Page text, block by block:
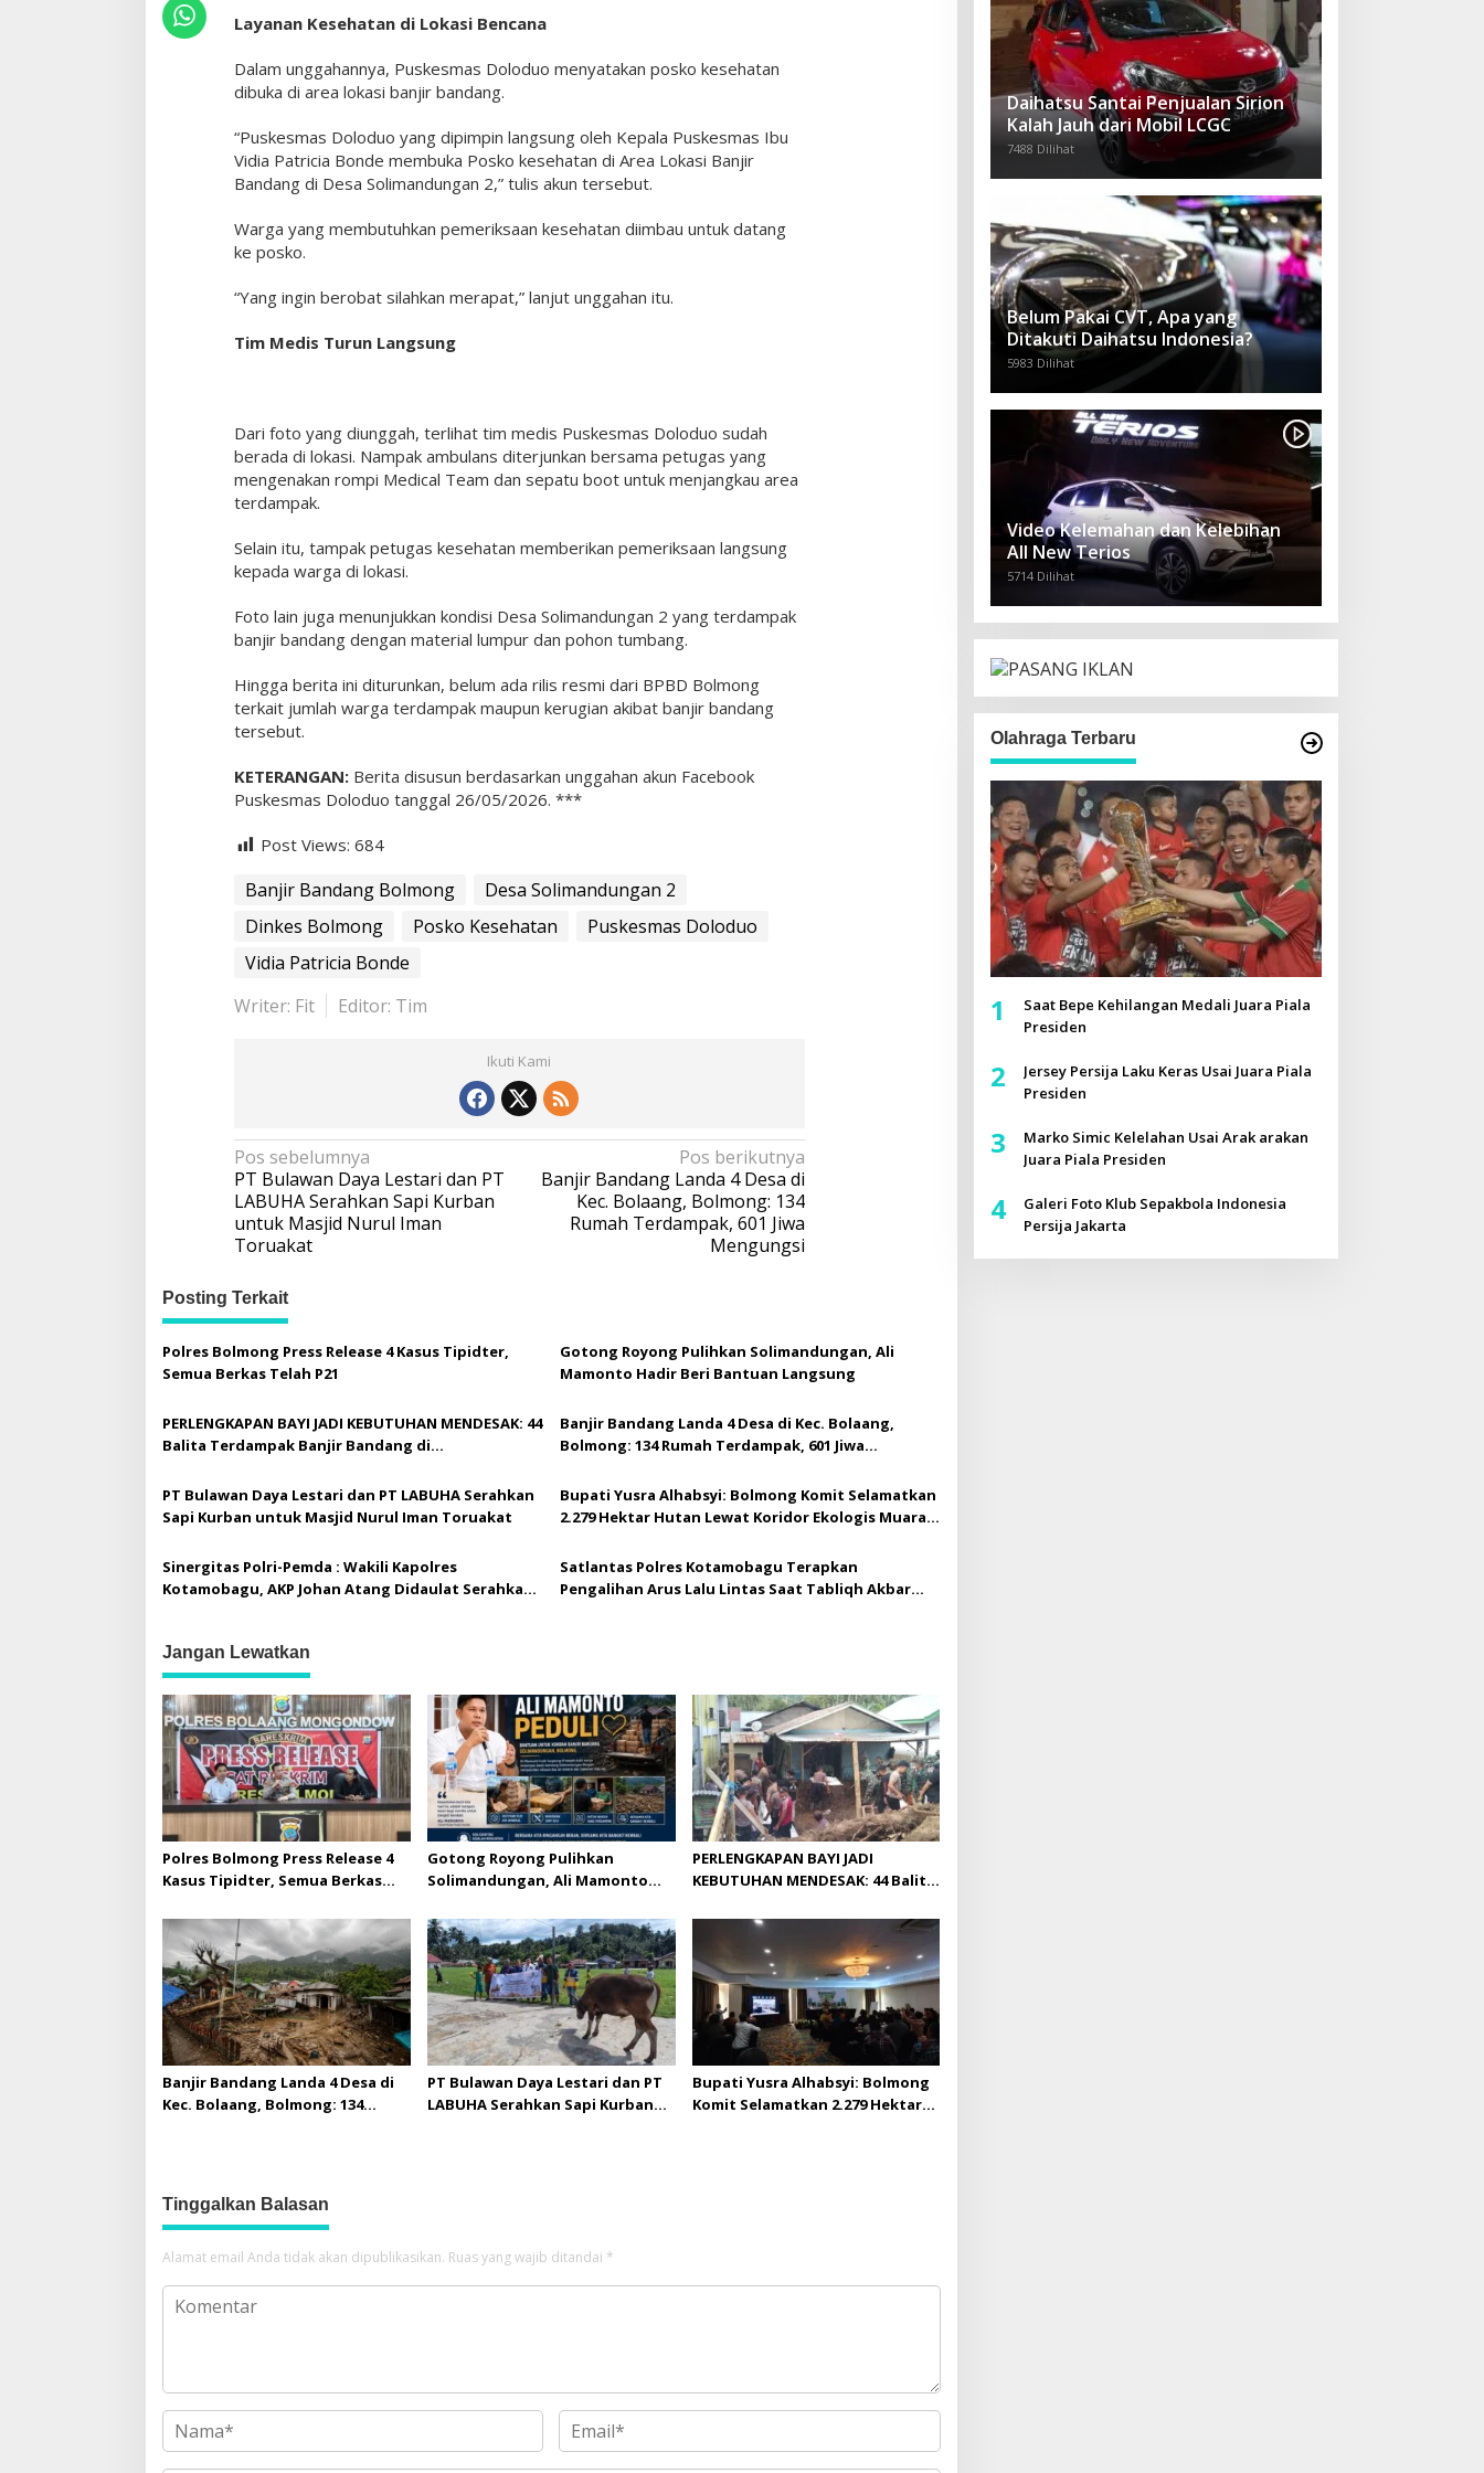
j
r
B
n
d
a
g
d
D
s
l
m
a
n
u
n
a
n
Layanan Kesehatan di Lokasi Bencana
Dalam unggahannya, Puskesmas Doloduo menyatakan posko kesehatan
dibuka di area lokasi banjir bandang.
“Puskesmas Doloduo yang dipimpin langsung oleh Kepala Puskesmas Ibu
Vidia Patricia Bonde membuka Posko kesehatan di Area Lokasi Banjir
Bandang di Desa Solimandungan 2,” tulis akun tersebut.
Warga yang membutuhkan pemeriksaan kesehatan diimbau untuk datang
ke posko.
“Yang ingin berobat silahkan merapat,” lanjut unggahan itu.
Tim Medis Turun Langsung
Dari foto yang diunggah, terlihat tim medis Puskesmas Doloduo sudah
berada di lokasi. Nampak ambulans diterjunkan bersama petugas yang
mengenakan rompi Medical Team dan sepatu boot untuk menjangkau area
terdampak.
Selain itu, tampak petugas kesehatan memberikan pemeriksaan langsung
kepada warga di lokasi.
Foto lain juga menunjukkan kondisi Desa Solimandungan 2 yang terdampak
banjir bandang dengan material lumpur dan pohon tumbang.
Hingga berita ini diturunkan, belum ada rilis resmi dari BPBD Bolmong
terkait jumlah warga terdampak maupun kerugian akibat banjir bandang
tersebut.
KETERANGAN: Berita disusun berdasarkan unggahan akun Facebook
Puskesmas Doloduo tanggal 26/05/2026. ***
Post Views: 684
Banjir Bandang Bolmong
Desa Solimandungan 2
Dinkes Bolmong
Posko Kesehatan
Puskesmas Doloduo
Vidia Patricia Bonde
Writer: Fit
Editor: Tim
Ikuti Kami
N
a
v
i
g
a
s
i
o
Pos sebelumnya
PT Bulawan Daya Lestari dan PT
LABUHA Serahkan Sapi Kurban
untuk Masjid Nurul Iman
Toruakat
Pos berikutnya
Banjir Bandang Landa 4 Desa di
Kec. Bolaang, Bolmong: 134
Rumah Terdampak, 601 Jiwa
Mengungsi
Posting Terkait
Polres Bolmong Press Release 4 Kasus Tipidter,
Semua Berkas Telah P21
Gotong Royong Pulihkan Solimandungan, Ali
Mamonto Hadir Beri Bantuan Langsung
PERLENGKAPAN BAYI JADI KEBUTUHAN MENDESAK: 44
Balita Terdampak Banjir Bandang di
Banjir Bandang Landa 4 Desa di Kec. Bolaang,
Bolmong: 134 Rumah Terdampak, 601 Jiwa
PT Bulawan Daya Lestari dan PT LABUHA Serahkan
Sapi Kurban untuk Masjid Nurul Iman Toruakat
Bupati Yusra Alhabsyi: Bolmong Komit Selamatkan
2.279 Hektar Hutan Lewat Koridor Ekologis Muara
Sinergitas Polri-Pemda : Wakili Kapolres
Kotamobagu, AKP Johan Atang Didaulat Serahkan
Satlantas Polres Kotamobagu Terapkan
Pengalihan Arus Lalu Lintas Saat Tabliqh Akbar
Jangan Lewatkan
Polres Bolmong Press Release 4
Kasus Tipidter, Semua Berkas
Gotong Royong Pulihkan
Solimandungan, Ali Mamonto
PERLENGKAPAN BAYI JADI
KEBUTUHAN MENDESAK: 44 Balita
Solimandungan Bolmong
Banjir Bandang Landa 4 Desa di
Kec. Bolaang, Bolmong: 134
PT Bulawan Daya Lestari dan PT
LABUHA Serahkan Sapi Kurban
Bupati Yusra Alhabsyi: Bolmong
Komit Selamatkan 2.279 Hektar
Tinggalkan Balasan
Alamat email Anda tidak akan dipublikasikan. Ruas yang wajib ditandai *
Daihatsu Santai Penjualan Sirion
Kalah Jauh dari Mobil LCGC
7488 Dilihat
Belum Pakai CVT, Apa yang
Ditakuti Daihatsu Indonesia?
5983 Dilihat
Video Kelemahan dan Kelebihan
All New Terios
5714 Dilihat
Olahraga Terbaru
1
Saat Bepe Kehilangan Medali Juara Piala
Presiden
2
Jersey Persija Laku Keras Usai Juara Piala
Presiden
3
Marko Simic Kelelahan Usai Arak arakan
Juara Piala Presiden
4
Galeri Foto Klub Sepakbola Indonesia
Persija Jakarta